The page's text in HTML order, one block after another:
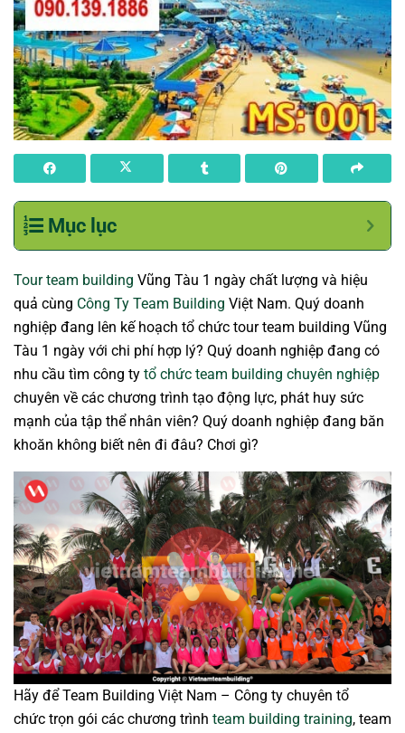
Mục lục
Tour team building Vũng Tàu 1 ngày chất lượng và hiệu
quả cùng Công Ty Team Building Việt Nam. Quý doanh
nghiệp đang lên kế hoạch tổ chức tour team building Vũng
Tàu 1 ngày với chi phí hợp lý? Quý doanh nghiệp đang có
nhu cầu tìm công ty tổ chức team building chuyên nghiệp
chuyên về các chương trình tạo động lực, phát huy sức
mạnh của tập thể nhân viên? Quý doanh nghiệp đang băn
khoăn không biết nên đi đâu? Chơi gì?
Hãy để Team Building Việt Nam – Công ty chuyên tổ
chức trọn gói các chương trình team building training, team